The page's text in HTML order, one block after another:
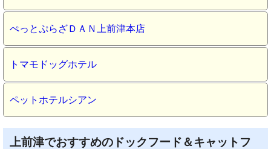
ぺっとぷらざＤＡＮ上前津本店
トマモドッグホテル
ペットホテルシアン
上前津でおすすめのドックフード＆キャットフ